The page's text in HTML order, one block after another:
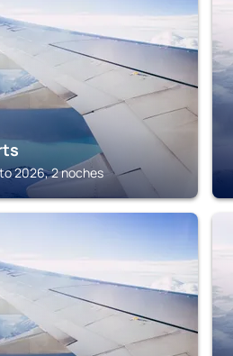
2026, 2 noches